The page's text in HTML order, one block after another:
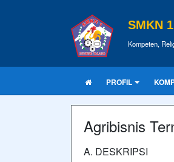
SMKN
Kompeten,
PROFIL
Agribisnis
A. DESKRIPSI